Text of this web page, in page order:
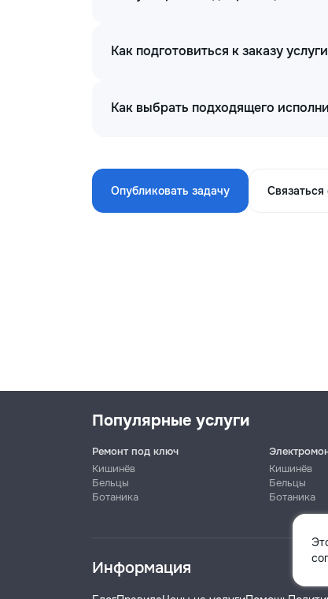
Как подготовиться к заказу
Как выбрать подходящего
Опубликовать задачу
Популярные услуги
Ремонт под ключ
Кишинёв
Бельцы
Ботаника
Кишинёв
Бельцы
Ботаника
Информация